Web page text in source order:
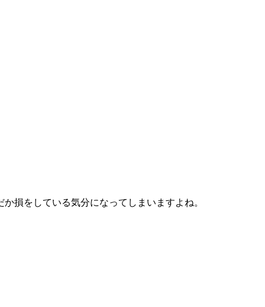
損をしている気分になってしまいますよね。